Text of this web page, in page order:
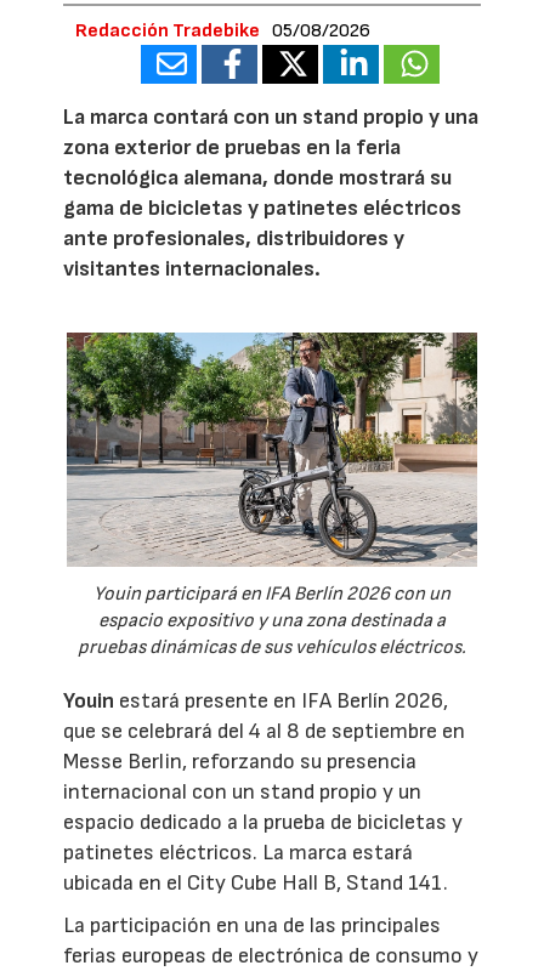
Redacción Tradebike 05/08/2026
La marca contará con un stand propio y una
zona exterior de pruebas en la feria
tecnológica alemana, donde mostrará su
gama de bicicletas y patinetes eléctricos
ante profesionales, distribuidores y
visitantes internacionales.
Youin participará en IFA Berlín 2026 con un
espacio expositivo y una zona destinada a
pruebas dinámicas de sus vehículos eléctricos.
Youin estará presente en IFA Berlín 2026,
que se celebrará del 4 al 8 de septiembre en
Messe Berlin, reforzando su presencia
internacional con un stand propio y un
espacio dedicado a la prueba de bicicletas y
patinetes eléctricos. La marca estará
ubicada en el City Cube Hall B, Stand 141.
La participación en una de las principales
ferias europeas de electrónica de consumo y